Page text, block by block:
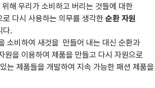
해 우리가 소비하고 버리는 것들에 대한
로 다시 사용하는 의무를 생각한 순환 자원
다.
소비하여 새것을 만들어 내는 대신 순환과
원을 이용하여 제품을 만들고 다시 자원으로
는 제품들을 개발하여 지속 가능한 패션 제품을